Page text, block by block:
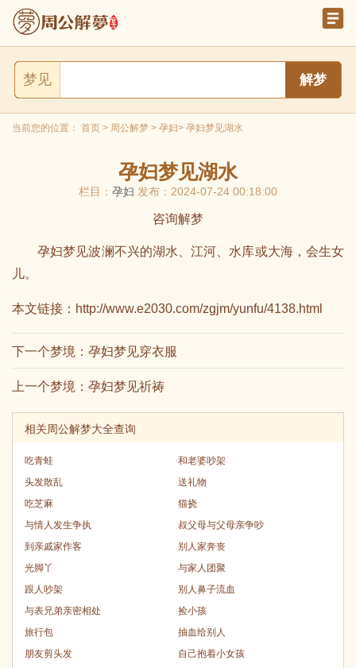
梦见
当前您的位置： 首页 > 周公解梦 > 孕妇> 孕妇梦见湖水
孕妇梦见湖水
栏目： 孕妇 发布：2024-07-24 00:18:00
咨询解梦
孕妇梦见波澜不兴的湖水、江河、水库或大海，会生女
儿。
本文链接： http://www.e2030.com/zgjm/yunfu/4138.html
下一个梦境： 孕妇梦见穿衣服
上一个梦境： 孕妇梦见祈祷
相关周公解梦大全查询
吃青蛙
和老婆吵架
头发散乱
送礼物
吃芝麻
猫挠
与情人发生争执
叔父母与父母亲争吵
到亲戚家作客
别人家奔丧
光脚丫
与家人团聚
跟人吵架
别人鼻子流血
与表兄弟亲密相处
捡小孩
旅行包
抽血给别人
朋友剪头发
自己抱着小女孩